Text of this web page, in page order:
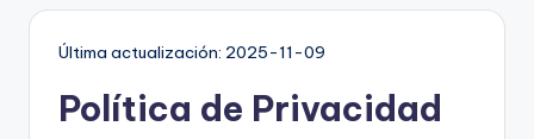
Última actualización: 2025-11-09
Política de Privacidad